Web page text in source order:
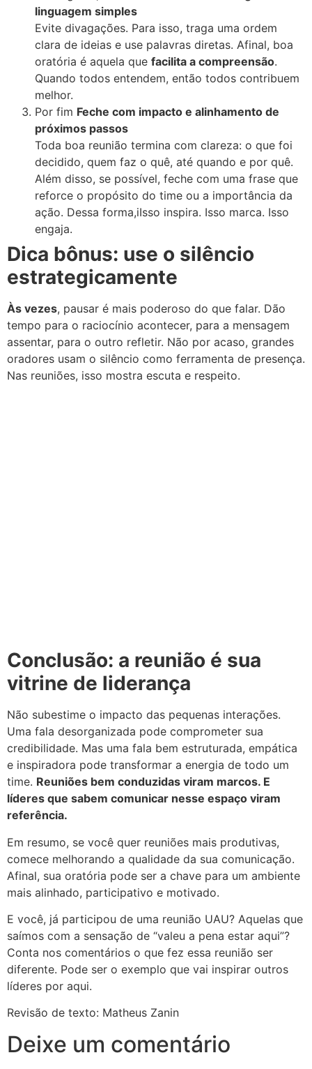
linguagem simples
Evite divagações. Para isso, traga uma ordem
clara de ideias e use palavras diretas. Afinal, boa
oratória é aquela que facilita a compreensão.
Quando todos entendem, então todos contribuem
melhor.
Por fim Feche com impacto e alinhamento de
próximos passos
Toda boa reunião termina com clareza: o que foi
decidido, quem faz o quê, até quando e por quê.
Além disso, se possível, feche com uma frase que
reforce o propósito do time ou a importância da
ação. Dessa forma,iIsso inspira. Isso marca. Isso
engaja.
Dica bônus: use o silêncio
estrategicamente
Às vezes, pausar é mais poderoso do que falar. Dão
tempo para o raciocínio acontecer, para a mensagem
assentar, para o outro refletir. Não por acaso, grandes
oradores usam o silêncio como ferramenta de presença.
Nas reuniões, isso mostra escuta e respeito.
Conclusão: a reunião é sua
vitrine de liderança
Não subestime o impacto das pequenas interações.
Uma fala desorganizada pode comprometer sua
credibilidade. Mas uma fala bem estruturada, empática
e inspiradora pode transformar a energia de todo um
time. Reuniões bem conduzidas viram marcos. E
líderes que sabem comunicar nesse espaço viram
referência.
Em resumo, se você quer reuniões mais produtivas,
comece melhorando a qualidade da sua comunicação.
Afinal, sua oratória pode ser a chave para um ambiente
mais alinhado, participativo e motivado.
E você, já participou de uma reunião UAU? Aquelas que
saímos com a sensação de “valeu a pena estar aqui”?
Conta nos comentários o que fez essa reunião ser
diferente. Pode ser o exemplo que vai inspirar outros
líderes por aqui.
Revisão de texto: Matheus Zanin
Deixe um comentário